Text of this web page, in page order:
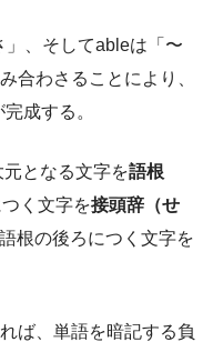
」、そしてableは「〜
合わさることにより、
成する。
となる文字を語根
く文字を接頭辞（せ
根の後ろにつく文字を
ば、単語を暗記する負